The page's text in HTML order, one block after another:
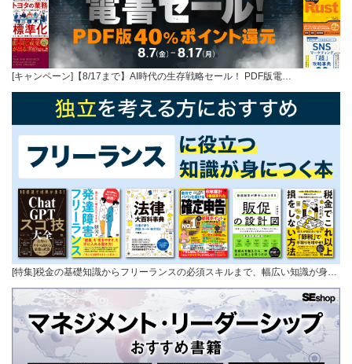
[キャンペーン]【8/17まで】AI時代の生存戦略セール！ PDF版電…
[特集]税金の基礎知識からフリーランスの必須スキルまで、幅広い知識が身…